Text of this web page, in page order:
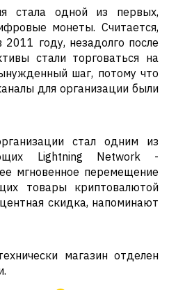
стала одной из первых,
монеты. Считается,
году, незадолго после
стали торговаться на
шаг, потому что
для организации были
стал одним из
Lightning Network -
мгновенное перемещение
товары криптовалютой
скидка, напоминают
магазин отделен